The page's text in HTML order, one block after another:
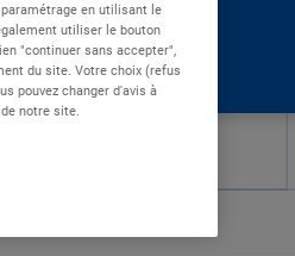
en utilisant le
utiliser le bouton
"continuer sans accepter",
du site. Votre choix (refus
pouvez changer d'avis à
notre site.